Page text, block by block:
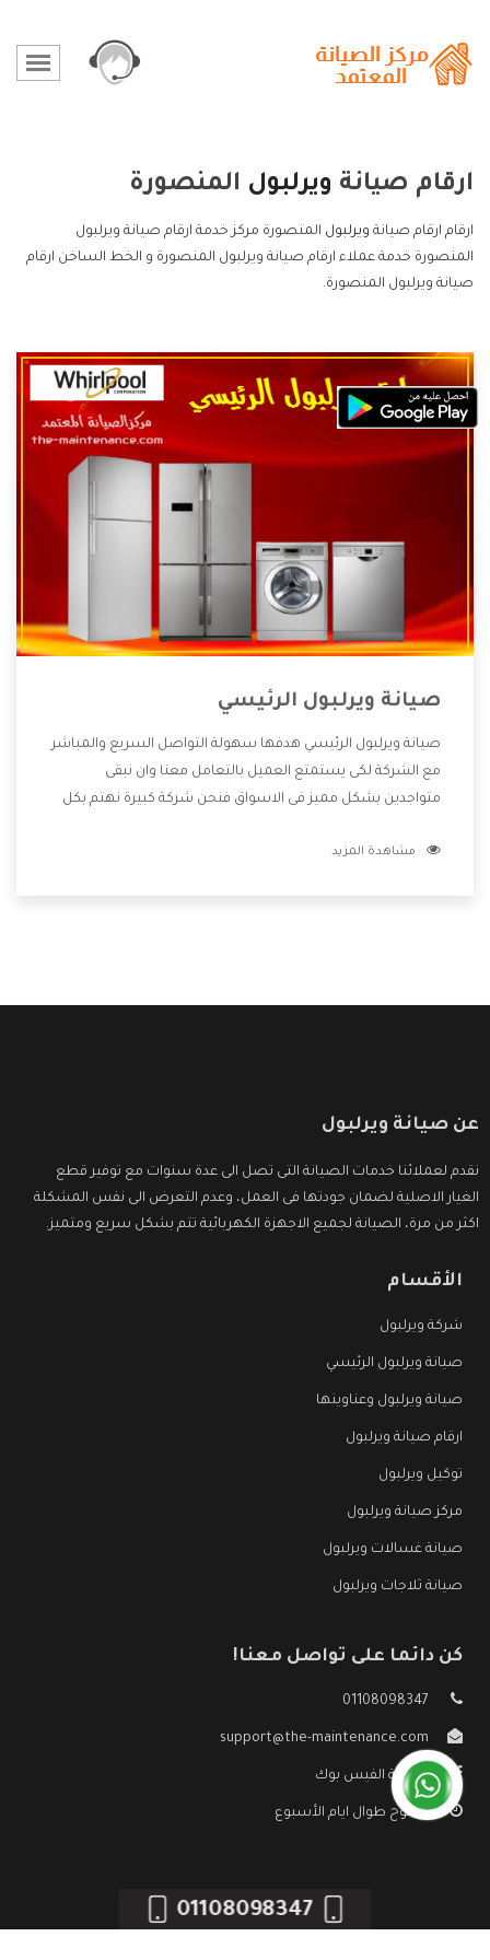
ارقام صيانة ويرلبول المنصورة
ارقام ارقام صيانة ويرلبول المنصورة مركز خدمة ارقام صيانة ويرلبول
المنصورة خدمة عملاء ارقام صيانة ويرلبول المنصورة و الخط الساخن ارقام
صيانة ويرلبول المنصورة.
صيانة ويرلبول الرئيسي
صيانة ويرلبول الرئيسي هدفها سهولة التواصل السريع والمباشر
مع الشركة لكى يستمتع العميل بالتعامل معنا وان نبقى
متواجدين بشكل مميز فى الاسواق فنحن شركة كبيرة نهتم بكل
الشركة بها والتى تكون منها خدمة الصيانة التى تكون من أهم
مشاهدة المزيد
عن صيانة ويرلبول
نقدم لعملائنا خدمات الصيانة التى تصل الى عدة سنوات مع توفير قطع
الغيار الاصلية لضمان جودتها فى العمل، وعدم التعرض الى نفس المشكلة
اكثر من مرة، الصيانة لجميع الاجهزة الكهربائية تتم بشكل سريع ومتميز.
الأقسام
شركة ويرلبول
صيانة ويرلبول الرئيسي
صيانة ويرلبول وعناوينها
ارقام صيانة ويرلبول
توكيل ويرلبول
مركز صيانة ويرلبول
صيانة غسالات ويرلبول
صيانة ثلاجات ويرلبول
كن دائما على تواصل معنا!
01108098347
support@the-maintenance.com
صفحة الفيس بوك
مفتوح طوال ايام الأسبوع
01108098347